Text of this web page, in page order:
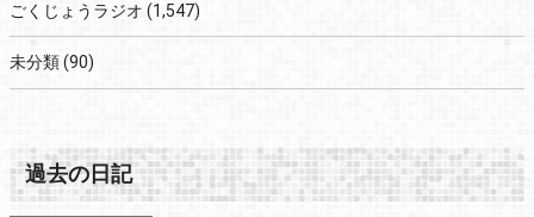
ごくじょうラジオ (1,547)
未分類(90)
過去の日記